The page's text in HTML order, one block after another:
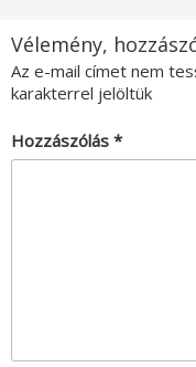
Vélemény,
Az e-mail címet nem
karakterrel jelöltük
Hozzászólás *